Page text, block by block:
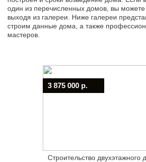
один из перечисленных домов, вы можете
выходя из галереи. Ниже галереи
строим данные дома, а также
мастеров.
3 875 000 р.
Строительство двухэтажного